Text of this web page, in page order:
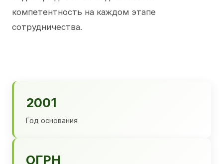
компетентность на каждом этапе
сотрудничества.
2001
Год основания
ОГРН